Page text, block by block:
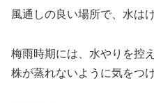
風通しの良い場所で、水は
梅雨時期には、水やりを控
株が蒸れないように気をつ